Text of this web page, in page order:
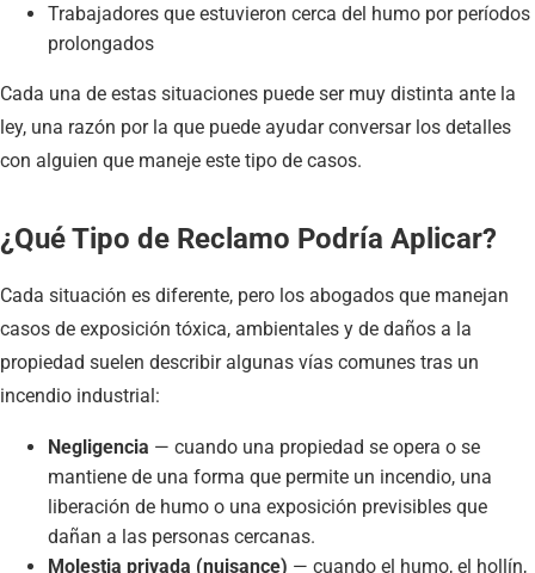
Trabajadores que estuvieron cerca del humo por períodos
prolongados
Cada una de estas situaciones puede ser muy distinta ante la
ley, una razón por la que puede ayudar conversar los detalles
con alguien que maneje este tipo de casos.
¿Qué Tipo de Reclamo Podría Aplicar?
Cada situación es diferente, pero los abogados que manejan
casos de exposición tóxica, ambientales y de daños a la
propiedad suelen describir algunas vías comunes tras un
incendio industrial:
Negligencia — cuando una propiedad se opera o se
mantiene de una forma que permite un incendio, una
liberación de humo o una exposición previsibles que
dañan a las personas cercanas.
Molestia privada (nuisance) — cuando el humo, el hollín,